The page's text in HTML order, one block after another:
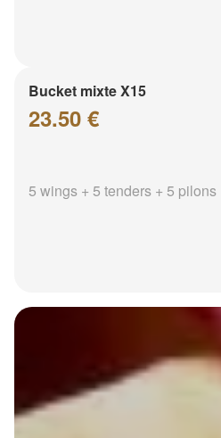
Bucket mixte X15
23.50 €
5 wings + 5 tenders + 5 pilons